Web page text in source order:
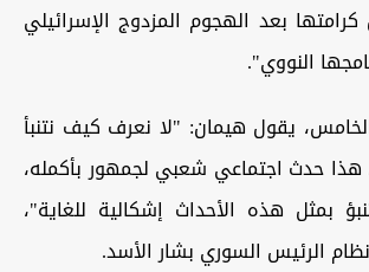
بعد الهجوم المزدوج الإسرائيلي
النووي".
يقول هيمان: "لا نعرف كيف نتنبأ
حدث اجتماعي شعبي لجمهور بأكمله،
بمثل هذه الأحداث إشكالية للغاية"،
الرئيس السوري بشار الأسد.